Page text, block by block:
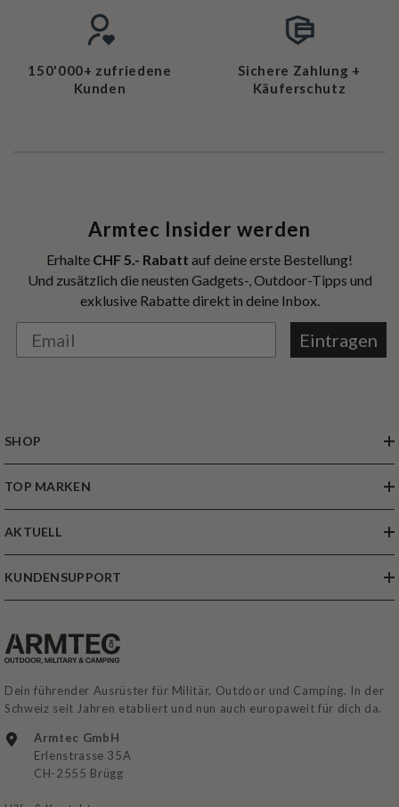
150'000+ zufriedene
Kunden
Sichere Zahlung +
Käuferschutz
Armtec Insider werden
Erhalte CHF 5.- Rabatt auf deine erste Bestellung!
Und zusätzlich die neusten Gadgets-, Outdoor-Tipps und
exklusive Rabatte direkt in deine Inbox.
Eintragen
SHOP
TOP MARKEN
AKTUELL
KUNDENSUPPORT
Dein führender Ausrüster für Militär, Outdoor und Camping. In der
Schweiz seit Jahren etabliert und nun auch europaweit für dich da.
Armtec GmbH
Erlenstrasse 35A
CH-2555 Brügg